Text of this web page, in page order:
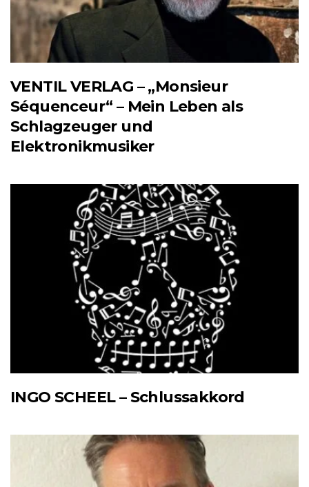
VENTIL VERLAG – „Monsieur
Séquenceur“ – Mein Leben als
Schlagzeuger und
Elektronikmusiker
INGO SCHEEL – Schlussakkord